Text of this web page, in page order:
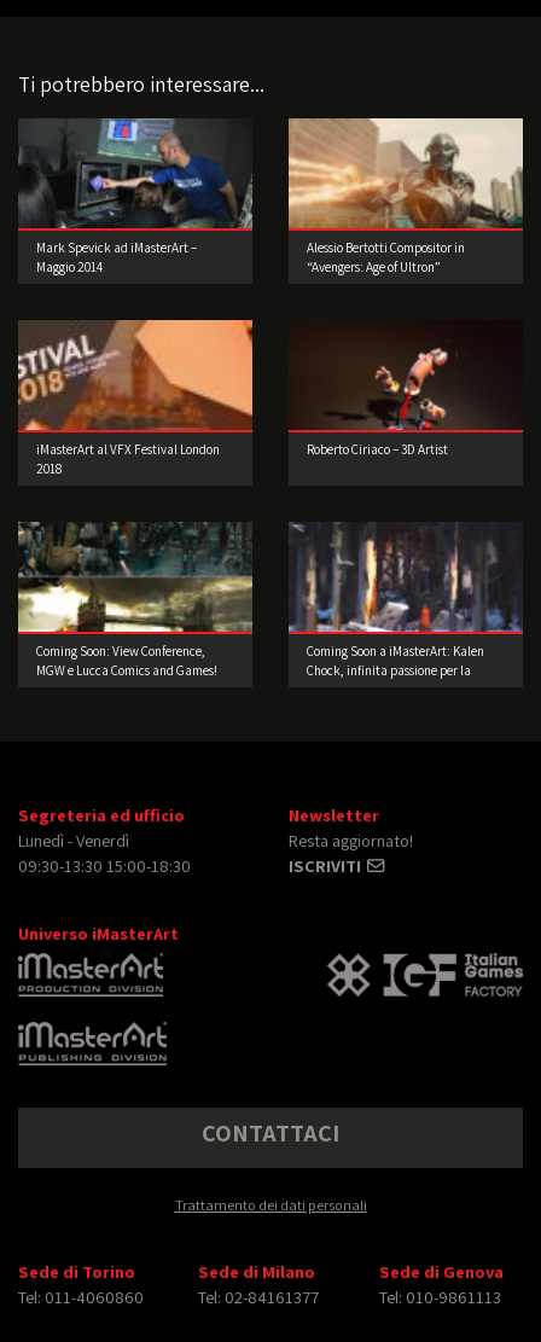
Ti potrebbero interessare...
Mark Spevick ad iMasterArt –
Maggio 2014
Alessio Bertotti Compositor in
“Avengers: Age of Ultron”
iMasterArt al VFX Festival London
2018
Roberto Ciriaco – 3D Artist
Coming Soon: View Conference,
MGW e Lucca Comics and Games!
Coming Soon a iMasterArt: Kalen
Chock, infinita passione per la
Segreteria ed ufficio
Lunedì - Venerdì
09:30-13:30 15:00-18:30
Newsletter
Resta aggiornato!
ISCRIVITI
Universo iMasterArt
CONTATTACI
Trattamento dei dati personali
Sede di Torino
Tel: 011-4060860
Sede di Milano
Tel: 02-84161377
Sede di Genova
Tel: 010-9861113